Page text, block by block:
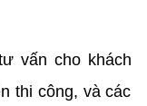
vấn cho khách
thi công, và các